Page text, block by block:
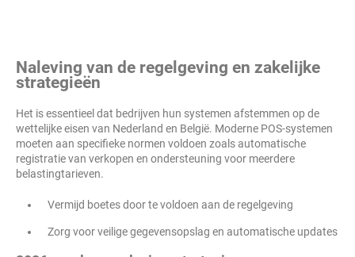
Naleving van de regelgeving en zakelijke
strategieën
Het is essentieel dat bedrijven hun systemen afstemmen op de
wettelijke eisen van Nederland en België. Moderne POS-systemen
moeten aan specifieke normen voldoen zoals automatische
registratie van verkopen en ondersteuning voor meerdere
belastingtarieven.
Vermijd boetes door te voldoen aan de regelgeving
Zorg voor veilige gegevensopslag en automatische updates